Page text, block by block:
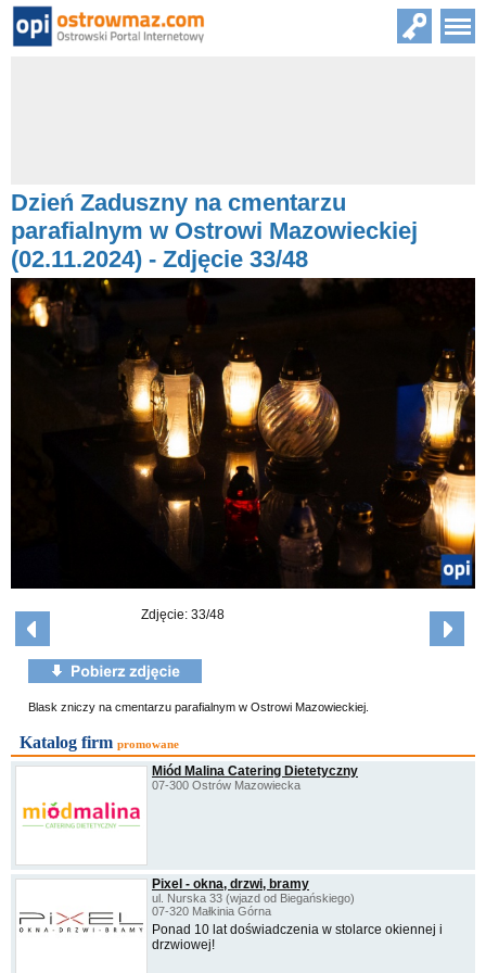
Dzień Zaduszny na cmentarzu
parafialnym w Ostrowi Mazowieckiej
(02.11.2024) - Zdjęcie 33/48
Zdjęcie: 33/48
Blask zniczy na cmentarzu parafialnym w Ostrowi Mazowieckiej.
Katalog firm promowane
Miód Malina Catering Dietetyczny
07-300 Ostrów Mazowiecka
Pixel - okna, drzwi, bramy
ul. Nurska 33 (wjazd od Biegańskiego)
07-320 Małkinia Górna
Ponad 10 lat doświadczenia w stolarce okiennej i
drzwiowej!